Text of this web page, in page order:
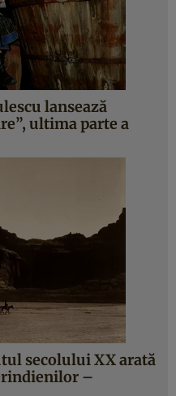
lansează
ultima parte a
secolului XX arată
–